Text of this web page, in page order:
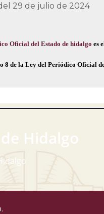
29 de julio de 2024
Oficial del Estado de hidalgo es
8 de la Ley del Periódico Oficial
Hidalgo